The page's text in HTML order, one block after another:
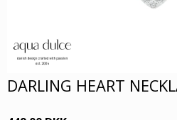
DARLING HEART